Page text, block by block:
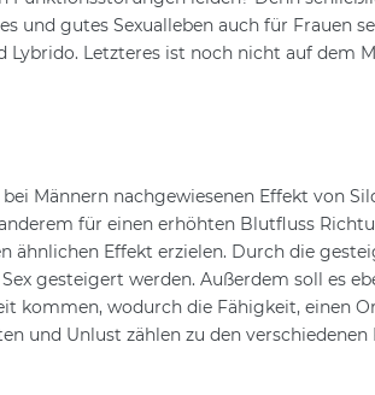
und gutes Sexualleben auch für Frauen
Lybrido. Letzteres ist noch nicht auf dem
Männern nachgewiesenen Effekt von
für einen erhöhten Blutfluss
ähnlichen Effekt erzielen. Durch die
gesteigert werden. Außerdem soll es
kommen, wodurch die Fähigkeit, einen
und Unlust zählen zu den verschiedenen